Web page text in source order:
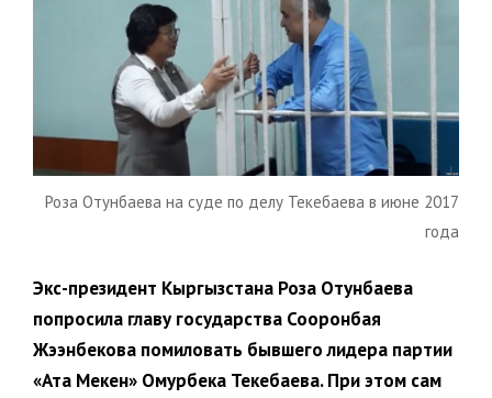
Роза Отунбаева на суде по делу Текебаева в июне 2017
года
Экс-президент Кыргызстана Роза Отунбаева
попросила главу государства Сооронбая
Жээнбекова помиловать бывшего лидера партии
«Ата Мекен» Омурбека Текебаева. При этом сам